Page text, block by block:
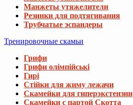
Манжеты утяжелители
Резинки для подтягивания
Трубчатые эспандеры
Тренировочные скамьи
Грифи
Грифи олімпійські
Гирі
Стійки для жиму лежачи
Скамейки для гиперэкстензии
Скамейки с партой Скотта